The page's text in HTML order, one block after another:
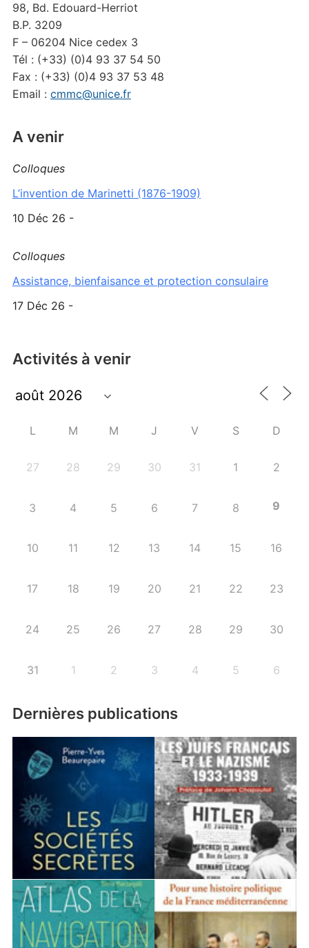
98, Bd. Edouard-Herriot
B.P. 3209
F – 06204 Nice cedex 3
Tél : (+33) (0)4 93 37 54 50
Fax : (+33) (0)4 93 37 53 48
Email : cmmc@unice.fr
A venir
Colloques
L’invention de Marinetti (1876-1909)
10 Déc 26 -
Colloques
Assistance, bienfaisance et protection consulaire
17 Déc 26 -
Activités à venir
L M M J V S D
27 28 29 30 31 1 2
3 4 5 6 7 8 9
10 11 12 13 14 15 16
17 18 19 20 21 22 23
24 25 26 27 28 29 30
31 1 2 3 4 5 6
Dernières publications